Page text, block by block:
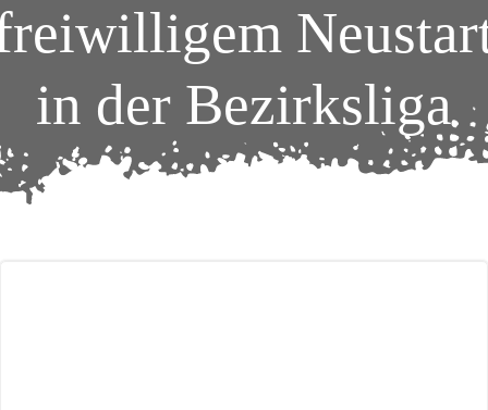
in der Bezirksliga